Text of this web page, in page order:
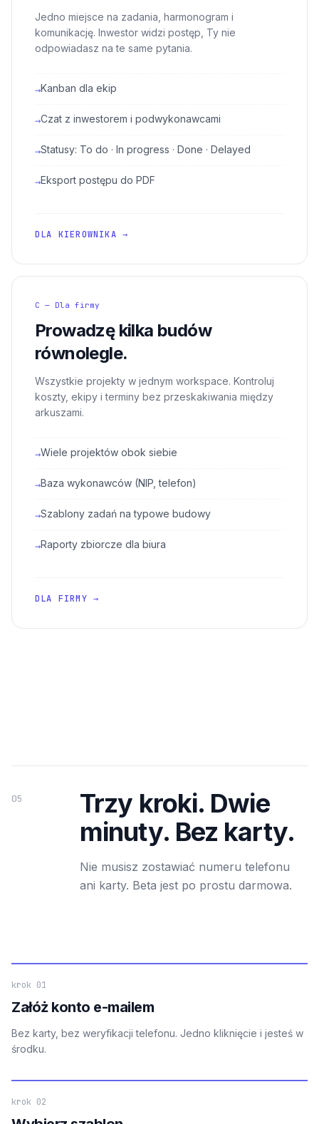
Jedno miejsce na zadania, harmonogram i
komunikację. Inwestor widzi postęp, Ty nie
odpowiadasz na te same pytania.
→Kanban dla ekip
→Czat z inwestorem i podwykonawcami
→Statusy: To do · In progress · Done · Delayed
→Eksport postępu do PDF
DLA KIEROWNIKA →
C — Dla firmy
Prowadzę kilka budów
równolegle.
Wszystkie projekty w jednym workspace. Kontroluj
koszty, ekipy i terminy bez przeskakiwania między
arkuszami.
→Wiele projektów obok siebie
→Baza wykonawców (NIP, telefon)
→Szablony zadań na typowe budowy
→Raporty zbiorcze dla biura
DLA FIRMY →
05
Trzy kroki. Dwie
minuty. Bez karty.
Nie musisz zostawiać numeru telefonu
ani karty. Beta jest po prostu darmowa.
krok 01
Załóż konto e-mailem
Bez karty, bez weryfikacji telefonu. Jedno kliknięcie i jesteś w
środku.
krok 02